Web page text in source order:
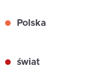
Polska
świat